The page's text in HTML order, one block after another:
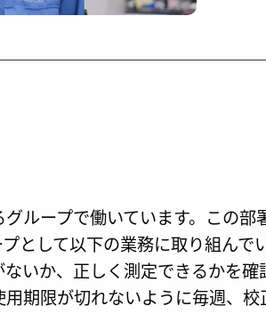
ループで働いています。この
として以下の業務に取り組んでい
いか、正しく測定できるかを
期限が切れないように毎週、